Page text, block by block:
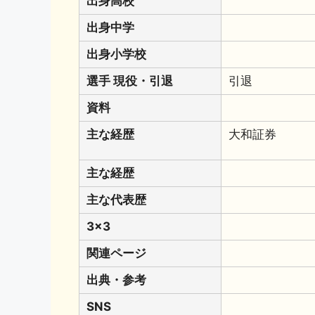
出身中学
出身小学校
選手 現役・引退
引退
資料
主な経歴
大和証券
主な経歴
主な代表歴
3x3
関連ページ
出典・参考
SNS